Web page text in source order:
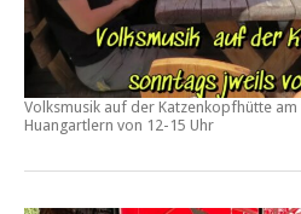
Volksmusik auf der Katzenkopfhütte am
Huangartlern von 12-15 Uhr